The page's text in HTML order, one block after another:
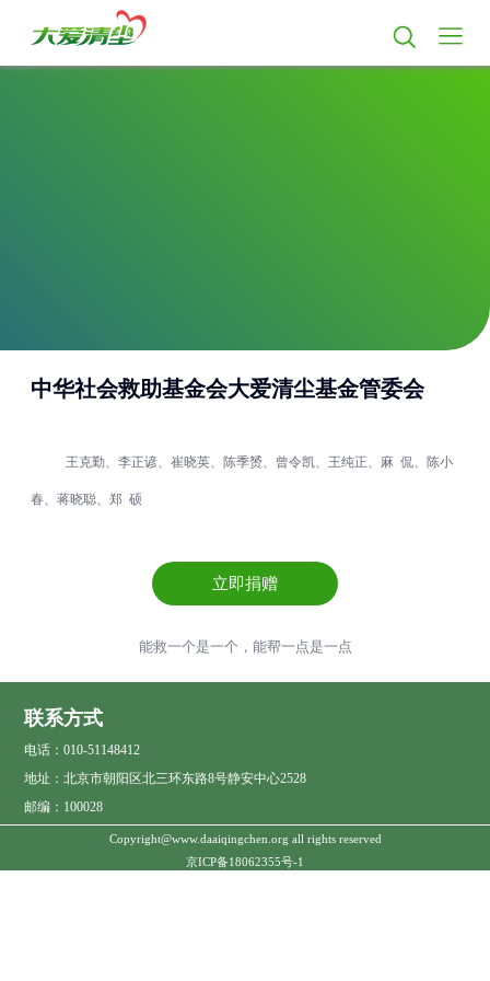
中华社会救助基金会大爱清尘基金管委会
王克勤、李正谚、崔晓英、陈季赟、曾令凯、王纯正、麻 侃、陈小
春、蒋晓聪、郑 硕
立即捐赠
能救一个是一个，能帮一点是一点
联系方式
电话：010-51148412
地址：北京市朝阳区北三环东路8号静安中心2528
邮编：100028
Copyright@www.daaiqingchen.org all rights reserved
京ICP备18062355号-1